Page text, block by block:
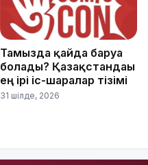
Тамызда қайда баруға
болады? Қазақстандағы
ең ірі іс-шаралар тізімі
31 шілде, 2026